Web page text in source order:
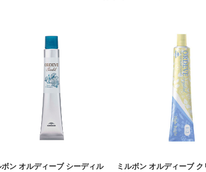
ボン オルディーブ シーディル
ミルボン オルディーブ